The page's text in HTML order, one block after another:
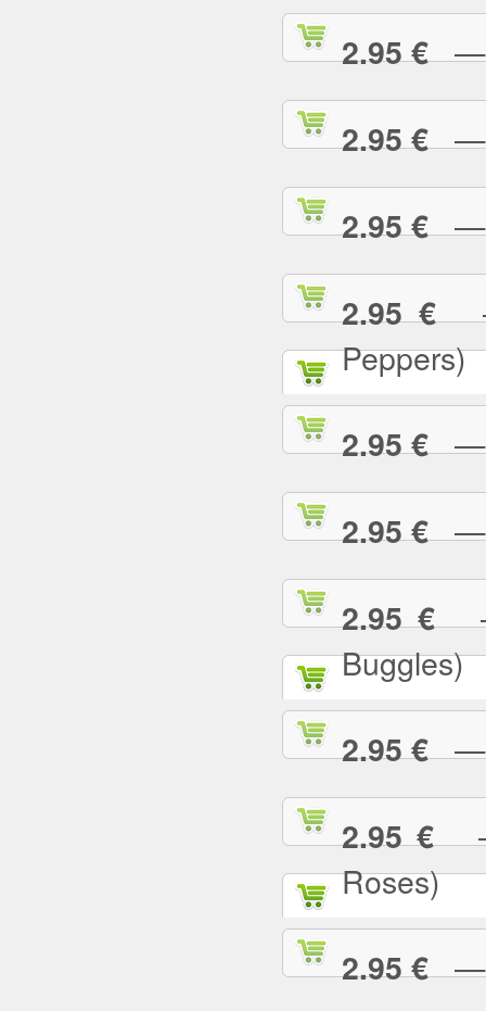
2.95 €—
2.95 €—
2.95 €—
2.95 €—
Peppers)
2.95 €—
2.95 €—
2.95 €—
Buggles)
2.95 €—
2.95 €—
Roses)
2.95 €—